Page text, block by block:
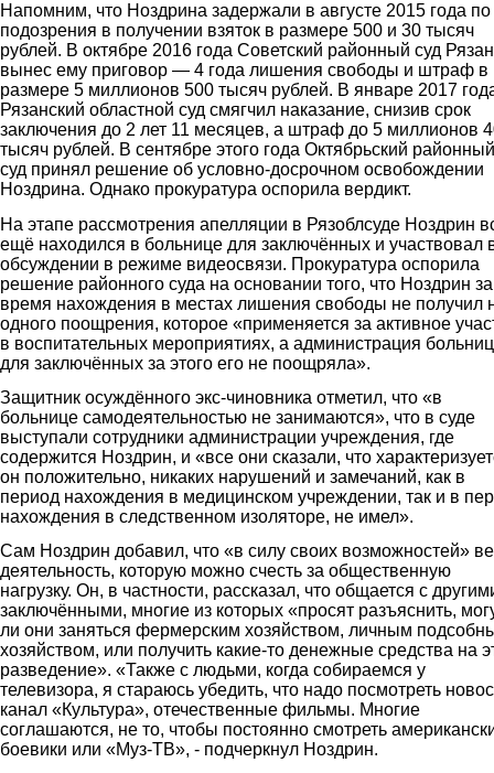
Напомним, что Ноздрина задержали в августе 2015 года по
подозрения в получении взяток в размере 500 и 30 тысяч
рублей. В октябре 2016 года Советский районный суд
вынес ему приговор — 4 года лишения свободы и штраф в
размере 5 миллионов 500 тысяч рублей. В январе 2017
Рязанский областной суд смягчил наказание, снизив срок
заключения до 2 лет 11 месяцев, а штраф до 5 миллионов
тысяч рублей. В сентябре этого года Октябрьский районный
суд принял решение об условно-досрочном освобождении
Ноздрина. Однако прокуратура оспорила вердикт.
На этапе рассмотрения апелляции в Рязоблсуде Ноздрин
ещё находился в больнице для заключённых и участвовал
обсуждении в режиме видеосвязи. Прокуратура оспорила
решение районного суда на основании того, что Ноздрин за
время нахождения в местах лишения свободы не получил
одного поощрения, которое «применяется за активное
в воспитательных мероприятиях, а администрация
для заключённых за этого его не поощряла».
Защитник осуждённого экс-чиновника отметил, что «в
больнице самодеятельностью не занимаются», что в суде
выступали сотрудники администрации учреждения, где
содержится Ноздрин, и «все они сказали, что
он положительно, никаких нарушений и замечаний, как в
период нахождения в медицинском учреждении, так и в
нахождения в следственном изоляторе, не имел».
Сам Ноздрин добавил, что «в силу своих возможностей»
деятельность, которую можно счесть за общественную
нагрузку. Он, в частности, рассказал, что общается с
заключёнными, многие из которых «просят разъяснить,
ли они заняться фермерским хозяйством, личным
хозяйством, или получить какие-то денежные средства на
разведение». «Также с людьми, когда собираемся у
телевизора, я стараюсь убедить, что надо посмотреть
канал «Культура», отечественные фильмы. Многие
соглашаются, не то, чтобы постоянно смотреть
боевики или «Муз-ТВ», - подчеркнул Ноздрин.